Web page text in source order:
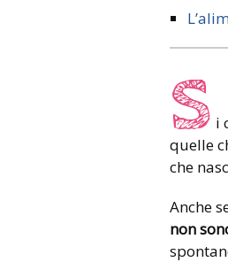
S i
quelle
che
Anche
non